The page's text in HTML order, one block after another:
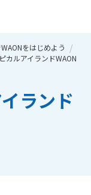
をはじめよう
カルアイランドWAON
ランド